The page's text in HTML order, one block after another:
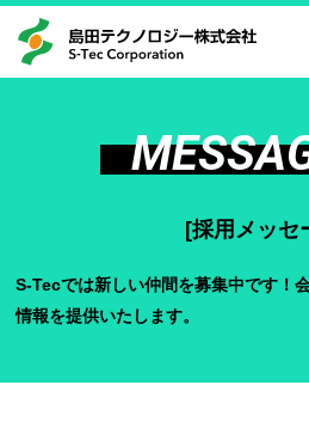
[採用メッセ
S-Tecでは新しい仲間を募集中です！
情報を提供いたします。